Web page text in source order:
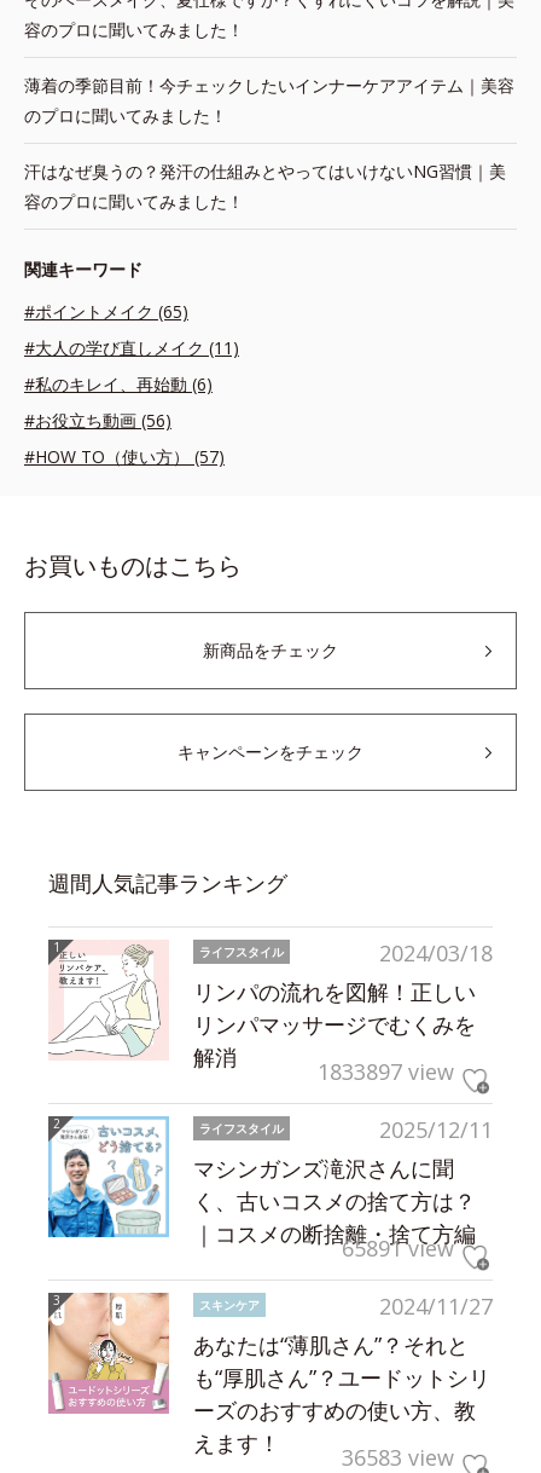
容のプロに聞いてみました！
薄着の季節目前！今チェックしたいインナーケアアイテム｜美容
のプロに聞いてみました！
汗はなぜ臭うの？発汗の仕組みとやってはいけないNG習慣｜美
容のプロに聞いてみました！
関連キーワード
#ポイントメイク (65)
#大人の学び直しメイク (11)
#私のキレイ、再始動 (6)
#お役立ち動画 (56)
#HOW TO（使い方） (57)
お買いものはこちら
新商品をチェック
キャンペーンをチェック
週間人気記事ランキング
2024/03/18
ライフスタイル
リンパの流れを図解！正しい
リンパマッサージでむくみを
解消
1833897 view
2025/12/11
ライフスタイル
マシンガンズ滝沢さんに聞
く、古いコスメの捨て方は？
｜コスメの断捨離・捨て方編
65891 view
2024/11/27
スキンケア
あなたは“薄肌さん”？それと
も“厚肌さん”？ユードットシリ
ーズのおすすめの使い方、教
えます！
36583 view